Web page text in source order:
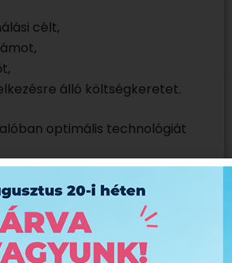
célt,
álló költségkeretet.
optimális technológiát
előnyünk, hogy több
gépparkkal, házon belül
szemben nem
próbáljuk ‘hozzáigazítani’ a